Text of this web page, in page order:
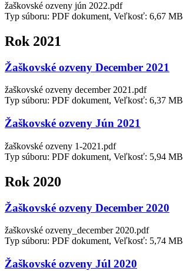
žaškovské ozveny jún 2022.pdf
Typ súboru: PDF dokument, Veľkosť: 6,67 MB
Rok 2021
Žaškovské ozveny December 2021
žaškovské ozveny december 2021.pdf
Typ súboru: PDF dokument, Veľkosť: 6,37 MB
Žaškovské ozveny Jún 2021
žaškovské ozveny 1-2021.pdf
Typ súboru: PDF dokument, Veľkosť: 5,94 MB
Rok 2020
Žaškovské ozveny December 2020
žaškovské ozveny_december 2020.pdf
Typ súboru: PDF dokument, Veľkosť: 5,74 MB
Žaškovské ozveny Júl 2020